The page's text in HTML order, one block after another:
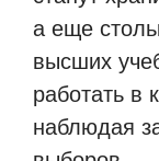
а еще
высших
работать в
наблюдая